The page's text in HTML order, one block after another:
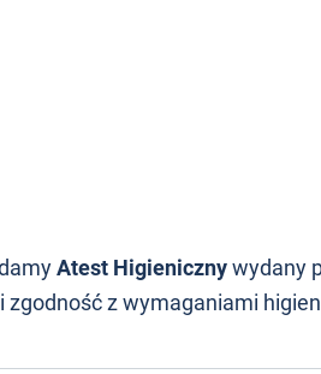
Atest Higienicznywydany
z wymaganiami